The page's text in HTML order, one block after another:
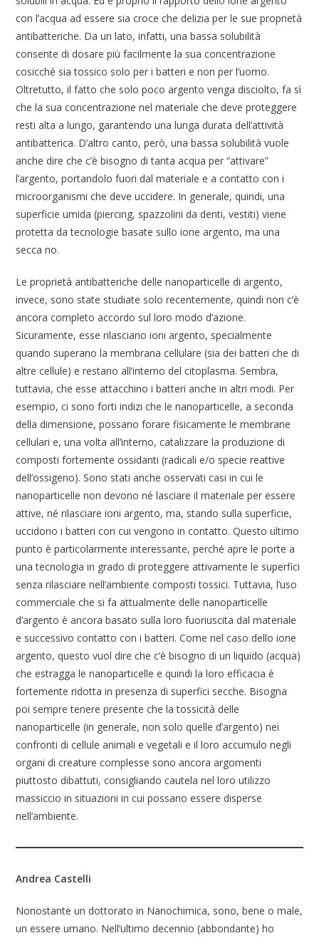
con l’acqua ad essere sia croce che delizia per le sue proprietà
antibatteriche. Da un lato, infatti, una bassa solubilità
consente di dosare più facilmente la sua concentrazione
cosicché sia tossico solo per i batteri e non per l’uomo.
Oltretutto, il fatto che solo poco argento venga disciolto, fa sì
che la sua concentrazione nel materiale che deve proteggere
resti alta a lungo, garantendo una lunga durata dell’attività
antibatterica. D’altro canto, però, una bassa solubilità vuole
anche dire che c’è bisogno di tanta acqua per “attivare”
l’argento, portandolo fuori dal materiale e a contatto con i
microorganismi che deve uccidere. In generale, quindi, una
superficie umida (piercing, spazzolini da denti, vestiti) viene
protetta da tecnologie basate sullo ione argento, ma una
secca no.
Le proprietà antibatteriche delle nanoparticelle di argento,
invece, sono state studiate solo recentemente, quindi non c’è
ancora completo accordo sul loro modo d’azione.
Sicuramente, esse rilasciano ioni argento, specialmente
quando superano la membrana cellulare (sia dei batteri che di
altre cellule) e restano all’interno del citoplasma. Sembra,
tuttavia, che esse attacchino i batteri anche in altri modi. Per
esempio, ci sono forti indizi che le nanoparticelle, a seconda
della dimensione, possano forare fisicamente le membrane
cellulari e, una volta all’interno, catalizzare la produzione di
composti fortemente ossidanti (radicali e/o specie reattive
dell’ossigeno). Sono stati anche osservati casi in cui le
nanoparticelle non devono né lasciare il materiale per essere
attive, né rilasciare ioni argento, ma, stando sulla superficie,
uccidono i batteri con cui vengono in contatto. Questo ultimo
punto è particolarmente interessante, perché apre le porte a
una tecnologia in grado di proteggere attivamente le superfici
senza rilasciare nell’ambiente composti tossici. Tuttavia, l’uso
commerciale che si fa attualmente delle nanoparticelle
d’argento è ancora basato sulla loro fuoriuscita dal materiale
e successivo contatto con i batteri. Come nel caso dello ione
argento, questo vuol dire che c’è bisogno di un liquido (acqua)
che estragga le nanoparticelle e quindi la loro efficacia è
fortemente ridotta in presenza di superfici secche. Bisogna
poi sempre tenere presente che la tossicità delle
nanoparticelle (in generale, non solo quelle d’argento) nei
confronti di cellule animali e vegetali e il loro accumulo negli
organi di creature complesse sono ancora argomenti
piuttosto dibattuti, consigliando cautela nel loro utilizzo
massiccio in situazioni in cui possano essere disperse
nell’ambiente.
Andrea Castelli
Nonostante un dottorato in Nanochimica, sono, bene o male,
un essere umano. Nell’ultimo decennio (abbondante) ho